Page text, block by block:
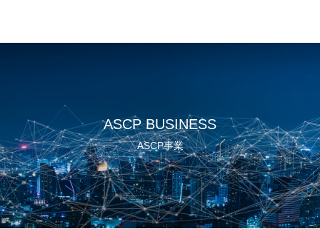
ASCP BUSINESS
ASCP事業